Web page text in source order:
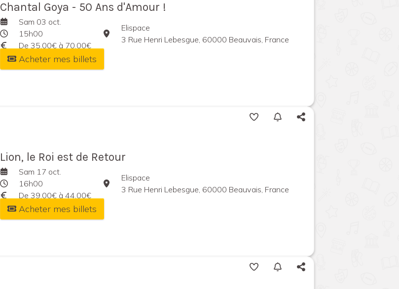
Chantal Goya - 50 Ans d'Amour !
Sam 03 oct.
15h00
De 35,00€ à 70,00€
Elispace
3 Rue Henri Lebesgue, 60000 Beauvais, France
Acheter mes billets
Lion, le Roi est de Retour
Sam 17 oct.
16h00
De 39,00€ à 44,00€
Elispace
3 Rue Henri Lebesgue, 60000 Beauvais, France
Acheter mes billets